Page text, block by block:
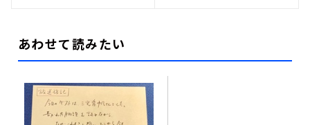
あわせて読みたい